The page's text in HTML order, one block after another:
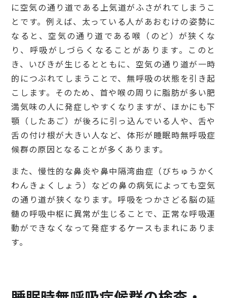
に空気の通り道である上気道がふさがれてしまうこ
とです。例えば、太っている人があおむけの姿勢に
なると、空気の通り道である喉（のど）が狭くな
り、呼吸がしづらくなることがあります。このと
き、いびきが生じるとともに、空気の通り道が一時
的につぶれてしまうことで、無呼吸の状態を引き起
こします。そのため、首や喉の周りに脂肪が多い肥
満気味の人に発症しやすくなりますが、ほかにも下
顎（したあご）が後ろに引っ込んでいる人や、舌や
舌の付け根が大きい人など、体形が睡眠時無呼吸症
候群の原因となることが多くあります。
また、慢性的な鼻炎や鼻中隔湾曲症（びちゅうかく
わんきょくしょう）などの鼻の病気によっても空気
の通り道が狭くなります。呼吸をつかさどる脳の延
髄の呼吸中枢に異常が生じることで、正常な呼吸運
動ができなくなって発症するケースもまれにありま
す。